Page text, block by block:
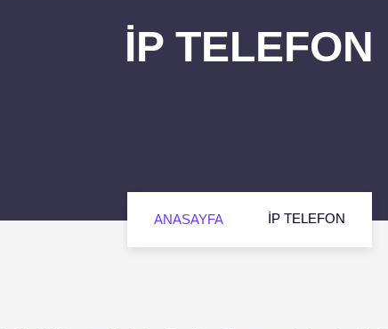
İP TELEFON
ANASAYFA İP TELEFON